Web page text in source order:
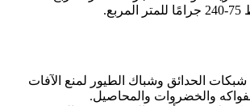
شبكات الحدائق وشباك الطيور لمنع الآفات
والخضروات والمحاصيل.